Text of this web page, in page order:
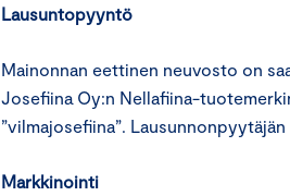
Lausuntopyyntö
Mainonnan eettinen neuvosto on
Josefiina Oy:n Nellafiina-
”vilmajosefiina”.
Markkinointi